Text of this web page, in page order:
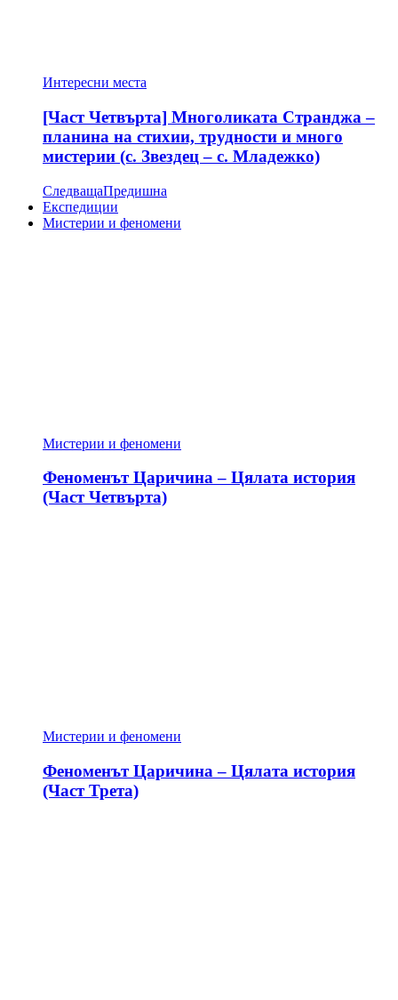
Интересни места
[Част Четвърта] Многоликата Странджа –
планина на стихии, трудности и много
мистерии (с. Звездец – с. Младежко)
СледващаПредишна
Експедиции
Мистерии и феномени
Мистерии и феномени
Феноменът Царичина – Цялата история
(Част Четвърта)
Мистерии и феномени
Феноменът Царичина – Цялата история
(Част Трета)